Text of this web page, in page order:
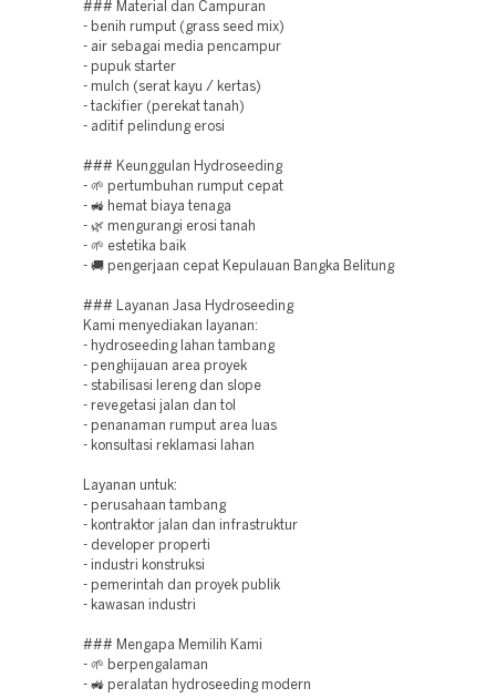
### Material dan Campuran
- benih rumput (grass seed mix)
- air sebagai media pencampur
- pupuk starter
- mulch (serat kayu / kertas)
- tackifier (perekat tanah)
- aditif pelindung erosi
### Keunggulan Hydroseeding
- 🌱 pertumbuhan rumput cepat
- 🚜 hemat biaya tenaga
- 🌿 mengurangi erosi tanah
- 🌱 estetika baik
- 🚚 pengerjaan cepat Kepulauan Bangka Belitung
### Layanan Jasa Hydroseeding
Kami menyediakan layanan:
- hydroseeding lahan tambang
- penghijauan area proyek
- stabilisasi lereng dan slope
- revegetasi jalan dan tol
- penanaman rumput area luas
- konsultasi reklamasi lahan
Layanan untuk:
- perusahaan tambang
- kontraktor jalan dan infrastruktur
- developer properti
- industri konstruksi
- pemerintah dan proyek publik
- kawasan industri
### Mengapa Memilih Kami
- 🌱 berpengalaman
- 🚜 peralatan hydroseeding modern